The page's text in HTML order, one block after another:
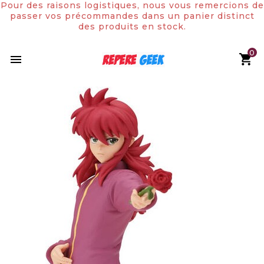

Pour des raisons logistiques, nous vous remercions de
passer vos précommandes dans un panier distinct
des produits en stock.
0